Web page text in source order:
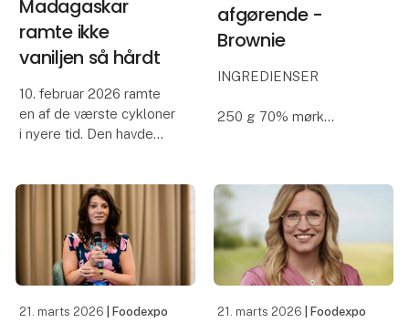
Madagaskar
ramte ikke
vaniljen så hårdt
10. februar 2026 ramte
en af de værste cykloner
i nyere tid. Den havde
men også fordi den
ramte spot on på
Toamasina, en af
Madagaskars største
afgørende -
Brownie
INGREDIENSER
250 g 70% mørk
4 æg str. XL
225 g hvedemel
3 dl valnøddekerner,
grovhakkede
21. marts 2026 | Foodexpo 21. marts 2026 | Foodexpo